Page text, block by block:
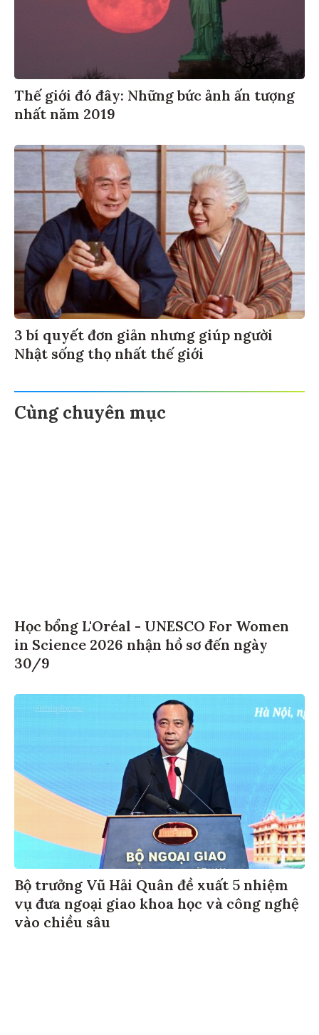
Thế giới đó đây: Những bức ảnh ấn tượng
nhất năm 2019
3 bí quyết đơn giản nhưng giúp người
Nhật sống thọ nhất thế giới
Cùng chuyên mục
Học bổng L'Oréal - UNESCO For Women
in Science 2026 nhận hồ sơ đến ngày
30/9
Bộ trưởng Vũ Hải Quân đề xuất 5 nhiệm
vụ đưa ngoại giao khoa học và công nghệ
vào chiều sâu